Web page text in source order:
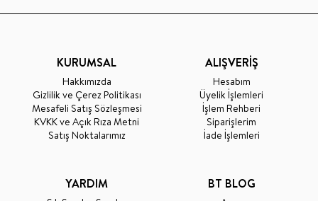
KURUMSAL
Hakkımızda
Gizlilik ve Çerez Politikası
Mesafeli Satış Sözleşmesi
KVKK ve Açık Rıza Metni
Satış Noktalarımız
ALIŞVERİŞ
Hesabım
Üyelik İşlemleri
İşlem Rehberi
Siparişlerim
İade İşlemleri
YARDIM BT BLOG